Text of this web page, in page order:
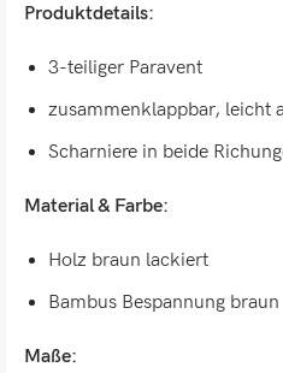
Produktdetails:
3-teiliger Paravent
zusammenklappbar, leicht
Scharniere in beide
Material & Farbe:
Holz braun lackiert
Bambus Bespannung braun
Maße: